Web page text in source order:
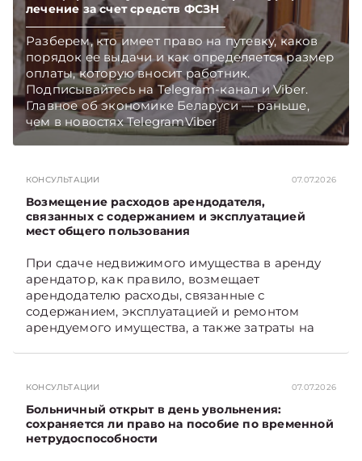
лечение за счет средств ФСЗН
Разберем, кто имеет право на путевку, каков
порядок ее выдачи и как определяется размер
оплаты, которую вносит работник.
Подписывайтесь на Telegram‑канал и Viber.
Главное об экономике Беларуси — раньше,
чем в новостях TelegramViber
КОНСУЛЬТАЦИИ 07.07.2026
Возмещение расходов арендодателя,
связанных с содержанием и эксплуатацией
мест общего пользования
При сдаче недвижимого имущества в аренду
арендатор, как правило, возмещает
арендодателю расходы, связанные с
содержанием, эксплуатацией и ремонтом
арендуемого имущества, а также затраты на
связанных с содержанием и эксплуатацией
мест общего пользования, в частности –
контрольно-­пропускного пункта? Рассмотрим
порядок их распределения. Подписывайтесь
КОНСУЛЬТАЦИИ 07.07.2026
Больничный открыт в день увольнения:
сохраняется ли право на пособие по временной
нетрудоспособности